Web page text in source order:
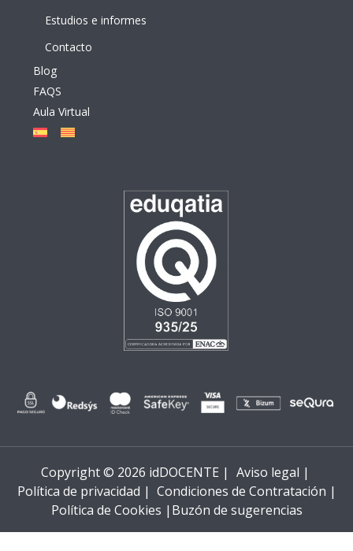
Estudios e informes
Contacto
Blog
FAQS
Aula Virtual
Copyright © 2026 idDOCENTE | Aviso legal |
Política de privacidad | Condiciones de Contratación |
Política de Cookies | Buzón de sugerencias